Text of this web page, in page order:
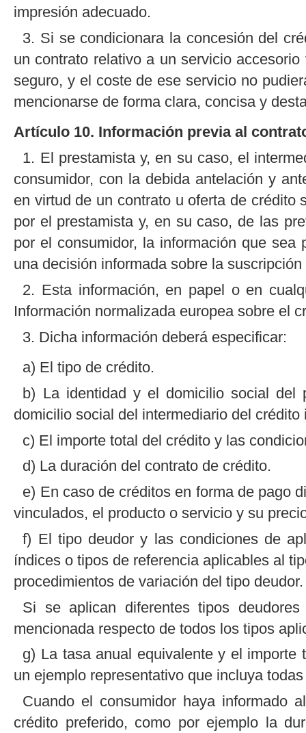
impresión adecuado.
3. Si se condicionara la concesión del
un contrato relativo a un servicio
seguro, y el coste de ese servicio no
mencionarse de forma clara, concisa y
Artículo 10. Información previa al
1. El prestamista y, en su caso, el
consumidor, con la debida antelación y
en virtud de un contrato u oferta de
por el prestamista y, en su caso, de las
por el consumidor, la información que
una decisión informada sobre la
2. Esta información, en papel o en
Información normalizada europea sobre el
3. Dicha información deberá especificar:
a) El tipo de crédito.
b) La identidad y el domicilio social
domicilio social del intermediario del crédito
c) El importe total del crédito y las
d) La duración del contrato de crédito.
e) En caso de créditos en forma de pago
vinculados, el producto o servicio y su
f) El tipo deudor y las condiciones de
índices o tipos de referencia aplicables al
procedimientos de variación del tipo deudor.
Si se aplican diferentes tipos
mencionada respecto de todos los tipos
g) La tasa anual equivalente y el importe
un ejemplo representativo que incluya
Cuando el consumidor haya informado
crédito preferido, como por ejemplo la